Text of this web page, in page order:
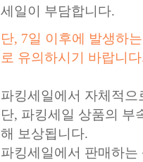
세일이 부담합니다.
단, 7일 이후에 발생하
로 유의하시기 바랍니
파킹세일에서 자체적
단, 파킹세일 상품의 부
해 보상됩니다.
파킹세일에서 판매하